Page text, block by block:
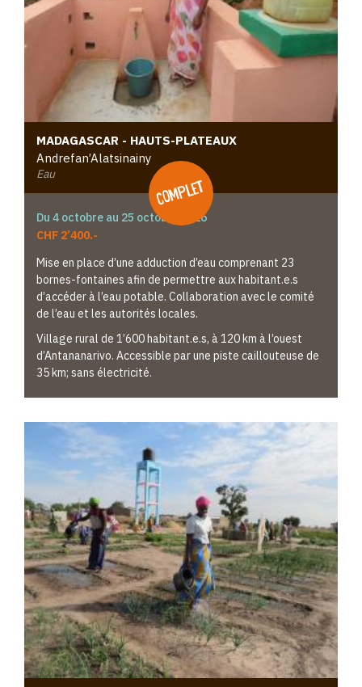
MADAGASCAR - HAUTS-PLATEAUX
Andrefan’Alatsinainy
Eau
Du 4 octobre au 25 octobre 2026
CHF 2’400.-
Mise en place d’une adduction d’eau comprenant 23
bornes-fontaines afin de permettre aux habitant.e.s
d’accéder à l’eau potable. Collaboration avec le comité
de l’eau et les autorités locales.
Village rural de 1’600 habitant.e.s, à 120 km à l’ouest
d’Antananarivo. Accessible par une piste caillouteuse de
35 km; sans électricité.
complet